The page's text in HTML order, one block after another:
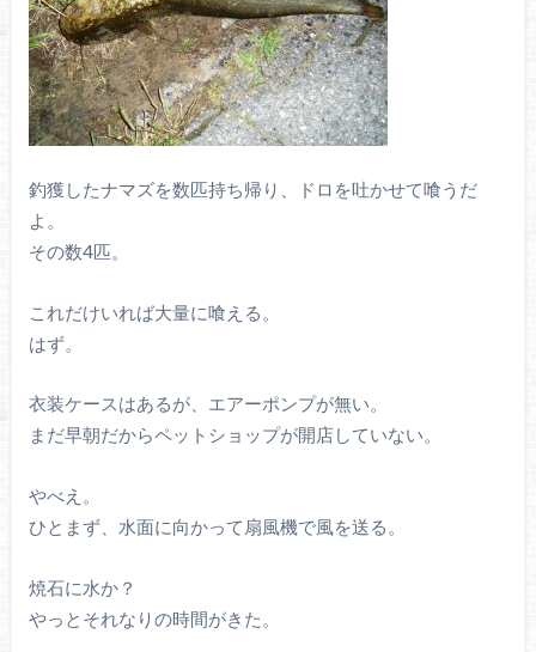
釣獲したナマズを数匹持ち帰り、ドロを吐かせて喰うだ
よ。
その数4匹。
これだけいれば大量に喰える。
はず。
衣装ケースはあるが、エアーポンプが無い。
まだ早朝だからペットショップが開店していない。
やべえ。
ひとまず、水面に向かって扇風機で風を送る。
焼石に水か？
やっとそれなりの時間がきた。